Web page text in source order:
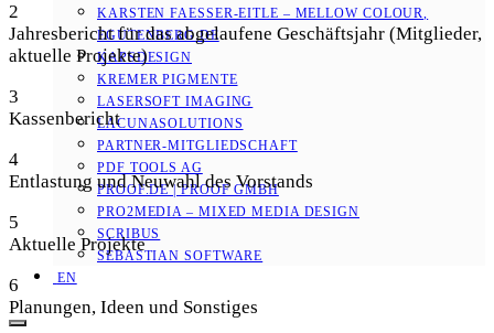
KARSTEN FAESSER-EITLE – MELLOW COLOUR, E
GUTENBERG.DE
KAPSDESIGN
KREMER PIGMENTE
LASERSOFT IMAGING
LACUNASOLUTIONS
PARTNER-MITGLIEDSCHAFT
PDF TOOLS AG
PROOF.DE | PROOF GMBH
PRO2MEDIA – MIXED MEDIA DESIGN
SCRIBUS
SEBASTIAN SOFTWARE
EN
2
Jahresbericht für das abgelaufene Geschäftsjahr (Mitglieder,
aktuelle Projekte)
3
Kassenbericht
4
Entlastung und Neuwahl des Vorstands
5
Aktuelle Projekte
6
Planungen, Ideen und Sonstiges